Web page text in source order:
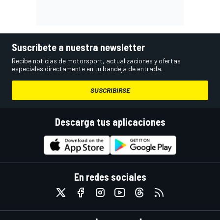
Suscríbete a nuestra newsletter
Recibe noticias de motorsport, actualizaciones y ofertas
especiales directamente en tu bandeja de entrada.
SUSCRIBIRSE
Descarga tus aplicaciones
En redes sociales